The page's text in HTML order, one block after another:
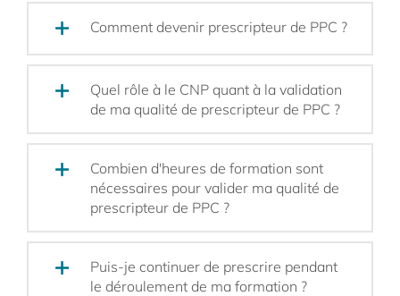
Comment devenir prescripteur de PPC ?
Quel rôle à le CNP quant à la validation
de ma qualité de prescripteur de PPC ?
Combien d'heures de formation sont
nécessaires pour valider ma qualité de
prescripteur de PPC ?
Puis-je continuer de prescrire pendant
le déroulement de ma formation ?